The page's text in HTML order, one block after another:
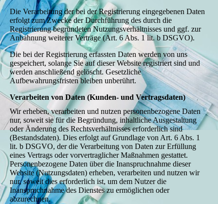
Die Verarbeitung der bei der Registrierung eingegebenen Daten
erfolgt zum Zwecke der Durchführung des durch die
Registrierung begründeten Nutzungsverhältnisses und ggf. zur
Anbahnung weiterer Verträge (Art. 6 Abs. 1 lit. b DSGVO).
Die bei der Registrierung erfassten Daten werden von uns
gespeichert, solange Sie auf dieser Website registriert sind und
werden anschließend gelöscht. Gesetzliche
Aufbewahrungsfristen bleiben unberührt.
Verarbeiten von Daten (Kunden- und Vertragsdaten)
Wir erheben, verarbeiten und nutzen personenbezogene Daten
nur, soweit sie für die Begründung, inhaltliche Ausgestaltung
oder Änderung des Rechtsverhältnisses erforderlich sind
(Bestandsdaten). Dies erfolgt auf Grundlage von Art. 6 Abs. 1
lit. b DSGVO, der die Verarbeitung von Daten zur Erfüllung
eines Vertrags oder vorvertraglicher Maßnahmen gestattet.
Personenbezogene Daten über die Inanspruchnahme dieser
Website (Nutzungsdaten) erheben, verarbeiten und nutzen wir
nur, soweit dies erforderlich ist, um dem Nutzer die
Inanspruchnahme des Dienstes zu ermöglichen oder
abzurechnen.